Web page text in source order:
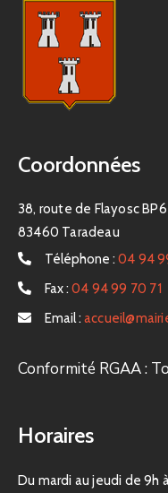
Coordonnées
38, route de Flayosc BP6
83460 Taradeau
Téléphone : 04 94
Fax : 04 94 99 70 71
Email :
Conformité RGAA :
Horaires
Du mardi au jeudi de 9h